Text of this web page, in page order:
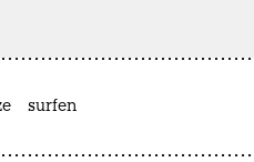
surfen